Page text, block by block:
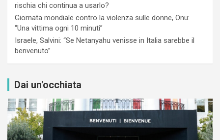
rischia chi continua a usarlo?
Giornata mondiale contro la violenza sulle donne, Onu:
“Una vittima ogni 10 minuti”
Israele, Salvini: “Se Netanyahu venisse in Italia sarebbe il
benvenuto”
Dai un'occhiata